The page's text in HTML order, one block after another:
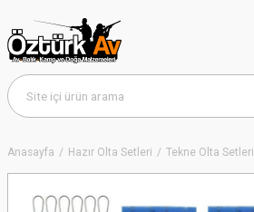
Anasayfa Hazır Olta Setleri Tekne Olta Setleri